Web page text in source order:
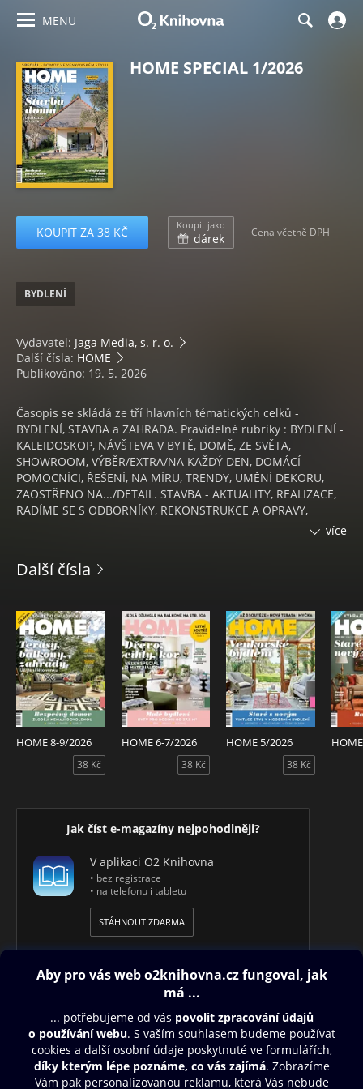
MENU
HOME SPECIAL 1/2026
KOUPIT ZA 38 KČ Koupit jako
dárek Cena včetně DPH
BYDLENÍ
Vydavatel: Jaga Media, s. r. o.
Další čísla: HOME
Publikováno: 19. 5. 2026
Časopis se skládá ze tří hlavních tématických celků -
BYDLENÍ, STAVBA a ZAHRADA. Pravidelné rubriky : BYDLENÍ -
KALEIDOSKOP, NÁVŠTEVA V BYTĚ, DOMĚ, ZE SVĚTA,
SHOWROOM, VÝBĚR/EXTRA/NA KAŽDÝ DEN, DOMÁCÍ
POMOCNÍCI, ŘEŠENÍ, NA MÍRU, TRENDY, UMĚNÍ DEKORU,
ZAOSTŘENO NA.../DETAIL. STAVBA - AKTUALITY, REALIZACE,
RADÍME SE S ODBORNÍKY, REKONSTRUKCE A OPRAVY,
POSTŘEHY, EKOLOGICKÉ A ENERGETICKY ÚSPORNÉ BYDLENÍ,
DOMOVA. ZAHRADA - MĚSÍC V ZAHRADĚ, NÉVŠTEVA V
ZAHRADY, ZAHRADNÍ TECHNIKA A NÁŘADÍ, RELAX.
více
Další čísla
HOME 8-9/2026
38 Kč
HOME 6-7/2026
38 Kč
HOME 5/2026
38 Kč
Jak číst e-magazíny nejpohodlněji?
V aplikaci O2 Knihovna
• bez registrace
• na telefonu i tabletu
STÁHNOUT ZDARMA
Obsah ke stažení
Moje O2 Knihovna